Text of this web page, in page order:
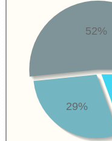
29%
52%